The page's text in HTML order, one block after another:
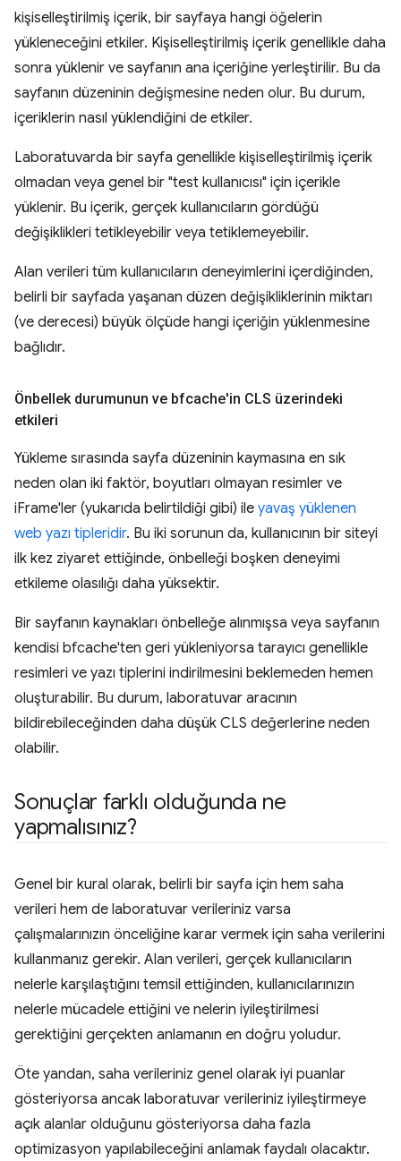
kişiselleştirilmiş içerik, bir sayfaya hangi öğelerin
yükleneceğini etkiler. Kişiselleştirilmiş içerik genellikle daha
sonra yüklenir ve sayfanın ana içeriğine yerleştirilir. Bu da
sayfanın düzeninin değişmesine neden olur. Bu durum,
içeriklerin nasıl yüklendiğini de etkiler.
Laboratuvarda bir sayfa genellikle kişiselleştirilmiş içerik
olmadan veya genel bir "test kullanıcısı" için içerikle
yüklenir. Bu içerik, gerçek kullanıcıların gördüğü
değişiklikleri tetikleyebilir veya tetiklemeyebilir.
Alan verileri tüm kullanıcıların deneyimlerini içerdiğinden,
belirli bir sayfada yaşanan düzen değişikliklerinin miktarı
(ve derecesi) büyük ölçüde hangi içeriğin yüklenmesine
bağlıdır.
Önbellek durumunun ve bfcache'in CLS üzerindeki
etkileri
Yükleme sırasında sayfa düzeninin kaymasına en sık
neden olan iki faktör, boyutları olmayan resimler ve
iFrame'ler (yukarıda belirtildiği gibi) ile yavaş yüklenen
web yazı tipleridir. Bu iki sorunun da, kullanıcının bir siteyi
ilk kez ziyaret ettiğinde, önbelleği boşken deneyimi
etkileme olasılığı daha yüksektir.
Bir sayfanın kaynakları önbelleğe alınmışsa veya sayfanın
kendisi bfcache'ten geri yükleniyorsa tarayıcı genellikle
resimleri ve yazı tiplerini indirilmesini beklemeden hemen
oluşturabilir. Bu durum, laboratuvar aracının
bildirebileceğinden daha düşük CLS değerlerine neden
olabilir.
Sonuçlar farklı olduğunda ne
yapmalısınız?
Genel bir kural olarak, belirli bir sayfa için hem saha
verileri hem de laboratuvar verileriniz varsa
çalışmalarınızın önceliğine karar vermek için saha verilerini
kullanmanız gerekir. Alan verileri, gerçek kullanıcıların
nelerle karşılaştığını temsil ettiğinden, kullanıcılarınızın
nelerle mücadele ettiğini ve nelerin iyileştirilmesi
gerektiğini gerçekten anlamanın en doğru yoludur.
Öte yandan, saha verileriniz genel olarak iyi puanlar
gösteriyorsa ancak laboratuvar verileriniz iyileştirmeye
açık alanlar olduğunu gösteriyorsa daha fazla
optimizasyon yapılabileceğini anlamak faydalı olacaktır.